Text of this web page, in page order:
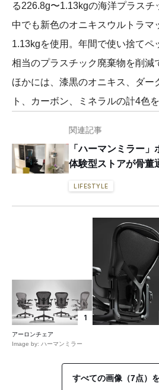
る226.8g〜1.13kgの海洋プラスチ
中でも新色のオニキスウルトラマ
1.13kgを使用。年間で使い捨てペ
相当のプラスチック廃棄物を削減
ほかには、漆黒のオニキス、ダー
ト、カーボン、ミネラルの計4色
関連記事
「ハーマンミラー
体験型ストアが骨董
LIFESTYLE
1
アーロンチェア
Image by: ハーマンミラー
すべての画像（7点）